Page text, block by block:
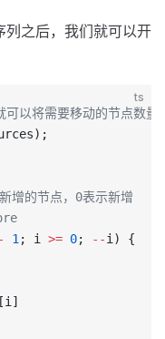
列之后，我们就可以开
ts
以将需要移动的节点数量
增的节点，0表示新增
1 ; i >= 0; --i) {